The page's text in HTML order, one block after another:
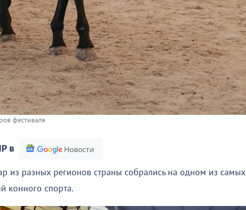
фестиваля
в
из разных регионов страны собрались на одном из самых
конного спорта.